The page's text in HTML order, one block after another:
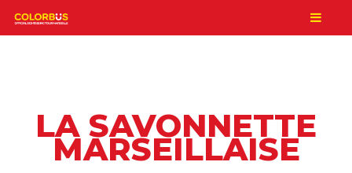
LA SAVONNETTE
MARSEILLAISE